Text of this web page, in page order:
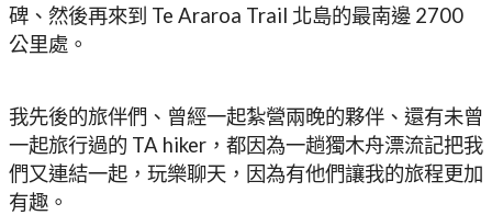
碑、然後再來到 Te Araroa Trail 北島的最南邊 2700
公里處。
我先後的旅伴們、曾經一起紮營兩晚的夥伴、還有未曾
一起旅行過的 TA hiker，都因為一趟獨木舟漂流記把我
們又連結一起，玩樂聊天，因為有他們讓我的旅程更加
有趣。